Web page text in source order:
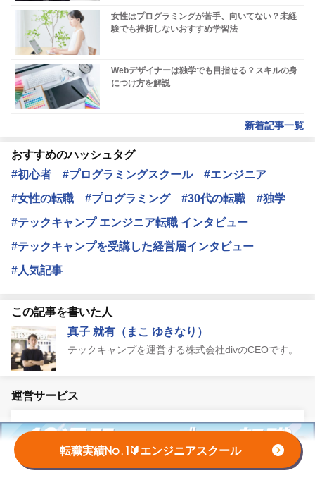
転職実績No.1🔰エンジニアスクール
女性はプログラミングが苦手、向いてない？未経
験でも挫折しないおすすめ学習法
Webデザイナーは独学でも目指せる？スキルの身
につけ方を解説
新着記事一覧
おすすめのハッシュタグ
#初心者
#プログラミングスクール
#エンジニア
#女性の転職
#プログラミング #30代の転職
#独学
#テックキャンプ エンジニア転職 インタビュー
#テックキャンプを受講した経営層インタビュー
#人気記事
この記事を書いた人
真子 就有（まこ ゆきなり）
テックキャンプを運営する株式会社divのCEOです。
運営サービス